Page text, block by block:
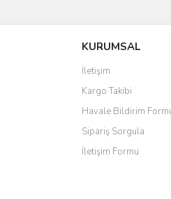
Ürün resmi
Ürün
Ürün
Ürün fiyatı
Bu ürüne
KURUMSAL
İletişim
Kargo Takibi
Havale Bildirim
Sipariş Sorgula
İletişim Formu